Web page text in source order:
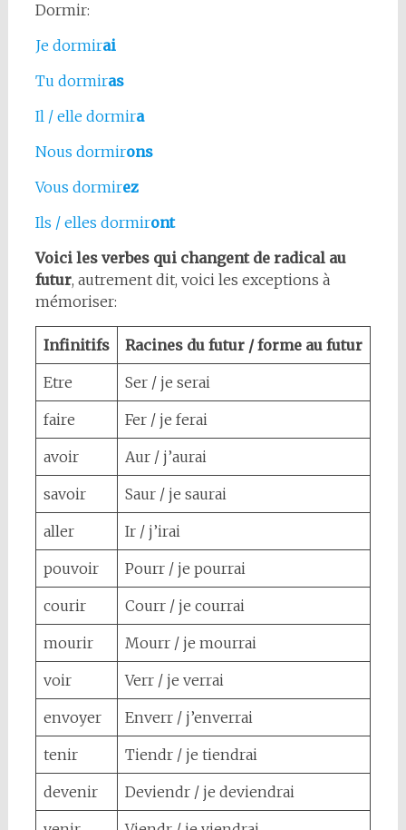
Dormir:
Je dormirai
Tu dormiras
Il / elle dormira
Nous dormirons
Vous dormirez
Ils / elles dormiront
Voici les verbes qui changent de radical au
futur, autrement dit, voici les exceptions à
mémoriser:
Infinitifs Racines du futur / forme au futur
Etre Ser / je serai
faire Fer / je ferai
avoir Aur / j’aurai
savoir Saur / je saurai
aller Ir / j’irai
pouvoir Pourr / je pourrai
courir Courr / je courrai
mourir Mourr / je mourrai
voir Verr / je verrai
envoyer Enverr / j’enverrai
tenir Tiendr / je tiendrai
devenir Deviendr / je deviendrai